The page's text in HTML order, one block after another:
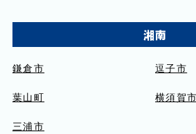
湘南
鎌倉市 逗子市
葉山町 横須賀市
三浦市